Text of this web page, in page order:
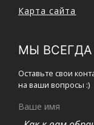
Карта сайта
МЫ
Оставьте свои
на ваши вопросы :)
Ваше имя